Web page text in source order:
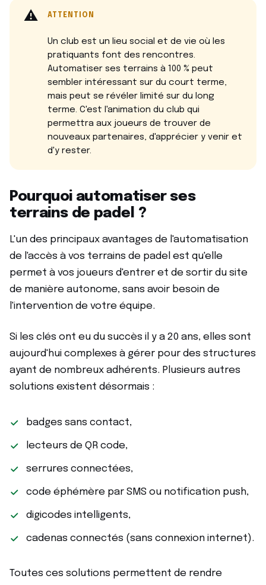
⚠️ ATTENTION
Un club est un lieu social et de vie où les
pratiquants font des rencontres.
Automatiser ses terrains à 100 % peut
sembler intéressant sur du court terme,
mais peut se révéler limité sur du long
terme. C'est l'animation du club qui
permettra aux joueurs de trouver de
nouveaux partenaires, d'apprécier y venir et
d'y rester.
Pourquoi automatiser ses
terrains de padel ?
L'un des principaux avantages de l'automatisation
de l'accès à vos terrains de padel est qu'elle
permet à vos joueurs d'entrer et de sortir du site
de manière autonome, sans avoir besoin de
l'intervention de votre équipe.
Si les clés ont eu du succès il y a 20 ans, elles sont
aujourd'hui complexes à gérer pour des structures
ayant de nombreux adhérents. Plusieurs autres
solutions existent désormais :
badges sans contact,
lecteurs de QR code,
serrures connectées,
code éphémère par SMS ou notification push,
digicodes intelligents,
cadenas connectés (sans connexion internet).
Toutes ces solutions permettent de rendre